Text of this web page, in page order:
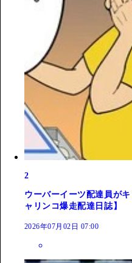
2
ウーバーイーツ配達員が
ャリンコ爆走配達日誌】
2026年07月02日 07:00